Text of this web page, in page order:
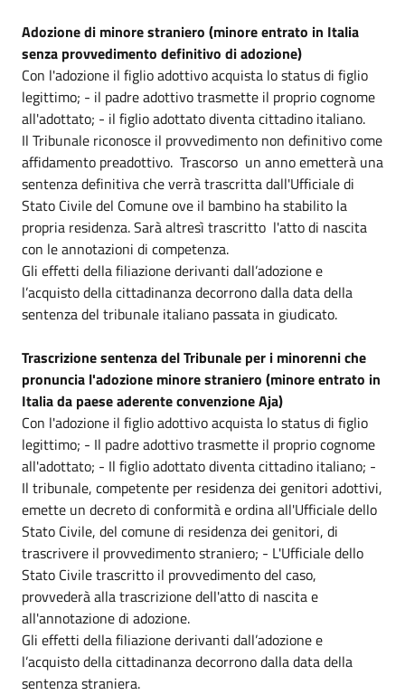
Adozione di minore straniero (minore entrato in Italia
senza provvedimento definitivo di adozione)
Con l'adozione il figlio adottivo acquista lo status di figlio
legittimo; - il padre adottivo trasmette il proprio cognome
all'adottato; - il figlio adottato diventa cittadino italiano.
Il Tribunale riconosce il provvedimento non definitivo come
affidamento preadottivo. Trascorso un anno emetterà una
sentenza definitiva che verrà trascritta dall'Ufficiale di
Stato Civile del Comune ove il bambino ha stabilito la
propria residenza. Sarà altresì trascritto l'atto di nascita
con le annotazioni di competenza.
Gli effetti della filiazione derivanti dall’adozione e
l’acquisto della cittadinanza decorrono dalla data della
sentenza del tribunale italiano passata in giudicato.
Trascrizione sentenza del Tribunale per i minorenni che
pronuncia l'adozione minore straniero (minore entrato in
Italia da paese aderente convenzione Aja)
Con l'adozione il figlio adottivo acquista lo status di figlio
legittimo; - Il padre adottivo trasmette il proprio cognome
all'adottato; - Il figlio adottato diventa cittadino italiano; -
Il tribunale, competente per residenza dei genitori adottivi,
emette un decreto di conformità e ordina all'Ufficiale dello
Stato Civile, del comune di residenza dei genitori, di
trascrivere il provvedimento straniero; - L'Ufficiale dello
Stato Civile trascritto il provvedimento del caso,
provvederà alla trascrizione dell'atto di nascita e
all'annotazione di adozione.
Gli effetti della filiazione derivanti dall’adozione e
l’acquisto della cittadinanza decorrono dalla data della
sentenza straniera.